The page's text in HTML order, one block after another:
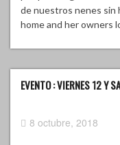
de nuestros nenes sin
home and her owners
EVENTO : VIERNES 12 Y
8 octubre, 2018